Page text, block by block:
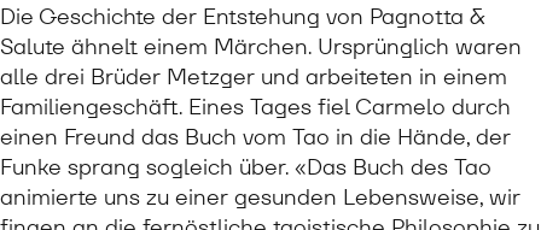
Die Geschichte der Entstehung von Pagnotta &
Salute ähnelt einem Märchen. Ursprünglich waren
alle drei Brüder Metzger und arbeiteten in einem
Familiengeschäft. Eines Tages fiel Carmelo durch
einen Freund das Buch vom Tao in die Hände, der
Funke sprang sogleich über. «Das Buch des Tao
animierte uns zu einer gesunden Lebensweise, wir